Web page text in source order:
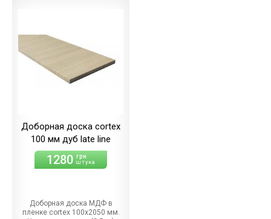
Доборная доска cortex
100 мм дуб late line
1280 грн
штука
Доборная доска МДФ в
пленке cortex 100х2050 мм.